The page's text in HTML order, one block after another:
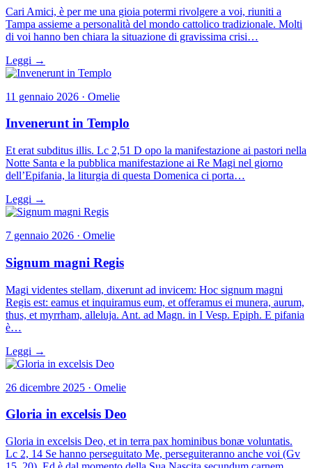
Cari Amici, è per me una gioia potermi rivolgere a voi, riuniti a
Tampa assieme a personalità del mondo cattolico tradizionale. Molti
di voi hanno ben chiara la situazione di gravissima crisi…
Leggi →
11 gennaio 2026 · Omelie
Invenerunt in Templo
Et erat subditus illis. Lc 2,51 D opo la manifestazione ai pastori nella
Notte Santa e la pubblica manifestazione ai Re Magi nel giorno
dell’Epifania, la liturgia di questa Domenica ci porta…
Leggi →
7 gennaio 2026 · Omelie
Signum magni Regis
Magi videntes stellam, dixerunt ad invicem: Hoc signum magni
Regis est: eamus et inquiramus eum, et offeramus ei munera, aurum,
thus, et myrrham, alleluja. Ant. ad Magn. in I Vesp. Epiph. E pifania
è…
Leggi →
26 dicembre 2025 · Omelie
Gloria in excelsis Deo
Gloria in excelsis Deo, et in terra pax hominibus bonæ voluntatis.
Lc 2, 14 Se hanno perseguitato Me, perseguiteranno anche voi (Gv